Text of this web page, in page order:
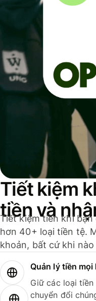
Tiết kiệm
tiền và
Tiết kiệm tiền khi
hơn 40+ loại tiền tệ.
khoản, bất cứ khi nào
Quản lý tiền
Giữ các loại
chuyển đổi